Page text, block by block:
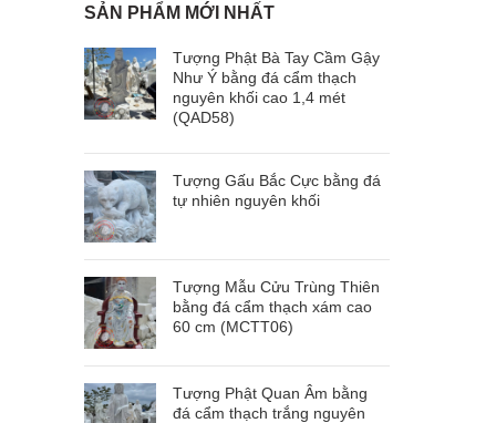
SẢN PHẨM MỚI NHẤT
Tượng Phật Bà Tay Cầm Gậy
Như Ý bằng đá cẩm thạch
nguyên khối cao 1,4 mét
(QAD58)
Tượng Gấu Bắc Cực bằng đá
tự nhiên nguyên khối
Tượng Mẫu Cửu Trùng Thiên
bằng đá cẩm thạch xám cao
60 cm (MCTT06)
Tượng Phật Quan Âm bằng
đá cẩm thạch trắng nguyên